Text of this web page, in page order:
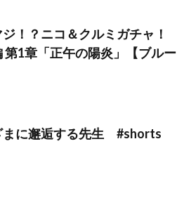
！？ニコ＆クルミガチャ！
第1章「正午の陽炎」【ブルー
まに邂逅する先生 #shorts